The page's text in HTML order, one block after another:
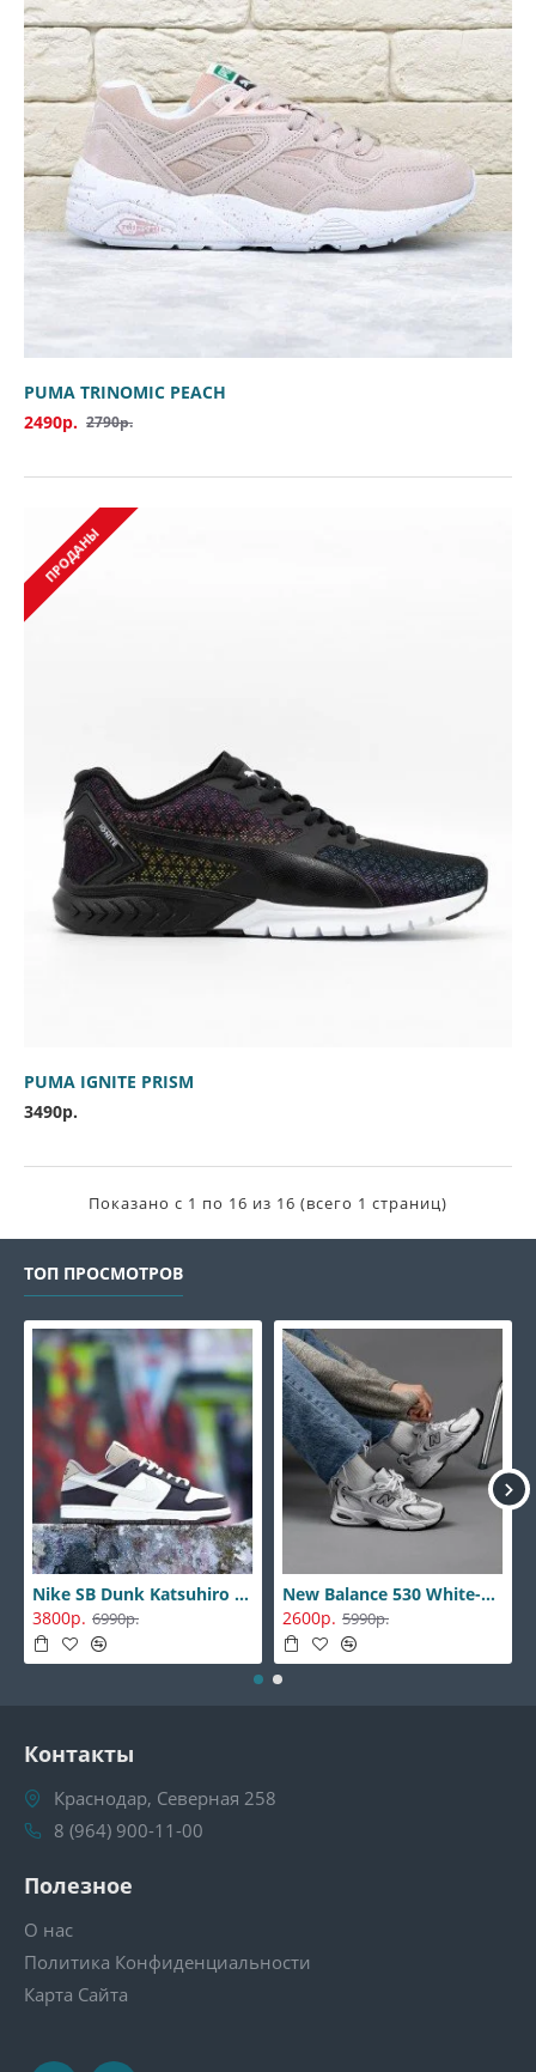
PUMA TRINOMIC PEACH
2490р. 2790р.
ПРОДАНЫ
PUMA IGNITE PRISM
3490р.
Показано с 1 по 16 из 16 (всего 1 страниц)
ТОП ПРОСМОТРОВ
Nike SB Dunk Katsuhiro Otomo
3800р. 6990р.
New Balance 530 White-Silver
2600р. 5990р.
Контакты
Краснодар, Северная 258
8 (964) 900-11-00
Полезное
О нас
Политика Конфиденциальности
Карта Сайта